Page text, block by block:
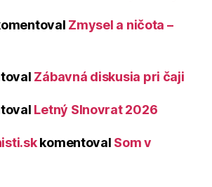
Zmysel a ničota –
Zábavná diskusia pri čaji
Letný Slnovrat 2026
komentoval Som v